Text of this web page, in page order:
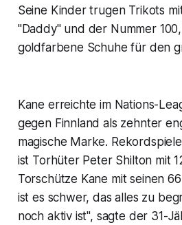
Seine Kinder trugen Trikots
"Daddy" und der Nummer
goldfarbene Schuhe für den
Kane erreichte im Nations-
gegen Finnland als zehnter
magische Marke.
ist Torhüter Peter Shilton mit
Torschütze Kane mit seinen
ist es schwer, das alles zu
noch aktiv ist", sagte der 31-